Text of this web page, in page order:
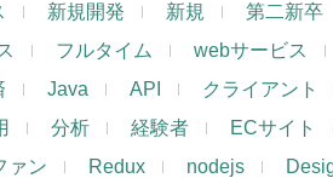
新規開発 新規 第二新卒
フルタイム webサービス
Java API クライアント
分析 経験者 ECサイト
ァン Redux nodejs